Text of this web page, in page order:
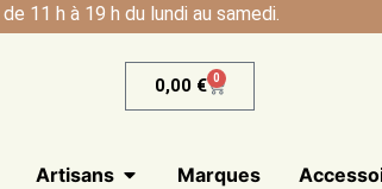
11 h à 19 h du lundi au samedi.
0,00 € 0
Artisans Marques